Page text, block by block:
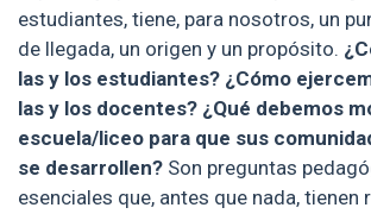
estudiantes, tiene, para nosotros, un
de llegada, un origen y un propósito.
las y los estudiantes? ¿Cómo
las y los docentes? ¿Qué debemos
escuela/liceo para que sus
se desarrollen? Son preguntas
esenciales que, antes que nada, tienen